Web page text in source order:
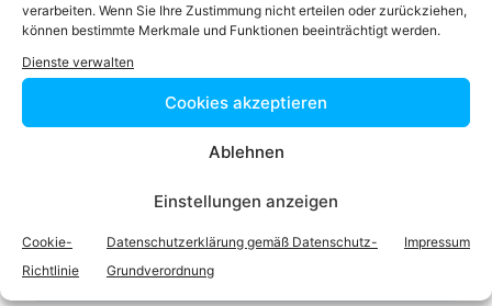
verarbeiten. Wenn Sie Ihre Zustimmung nicht erteilen oder zurückziehen,
können bestimmte Merkmale und Funktionen beeinträchtigt werden.
Dienste verwalten
Cookies akzeptieren
Ablehnen
Einstellungen anzeigen
Cookie-
Richtlinie
Datenschutzerklärung gemäß Datenschutz-
Grundverordnung
Impressum
Facebook Twitter
LinkedIn WhatsApp